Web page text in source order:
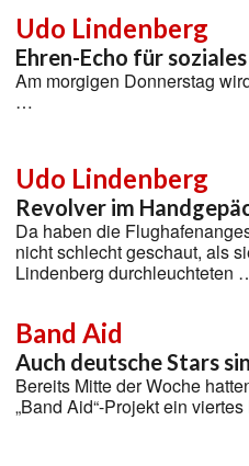
Udo Lindenberg
Ehren-Echo für
Am morgigen Donnerstag
…
Udo Lindenberg
Revolver im
Da haben die
nicht schlecht geschaut, als
Lindenberg durchleuchteten
Band Aid
Auch deutsche Stars
Bereits Mitte der Woche
„Band Aid“-Projekt ein